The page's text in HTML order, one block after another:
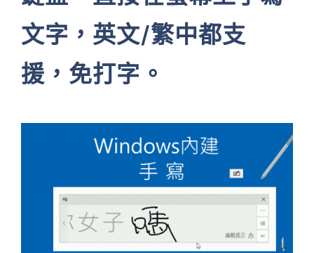
文字，英文/繁中都支
援，免打字。